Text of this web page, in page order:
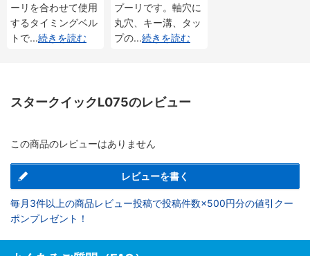
ーリを合わせて使用
するタイミングベル
トで...続きを読む
プーリです。軸穴に
丸穴、キー溝、タッ
プの...続きを読む
スタークイックL075のレビュー
この商品のレビューはありません
レビューを書く
毎月3件以上の商品レビュー投稿で投稿件数×500円分の値引クー
ポンプレゼント！